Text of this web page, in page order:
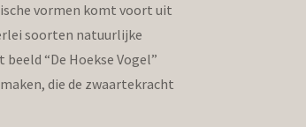
vormen komt voort uit
soorten natuurlijke
“De Hoekse Vogel”
die de zwaartekracht